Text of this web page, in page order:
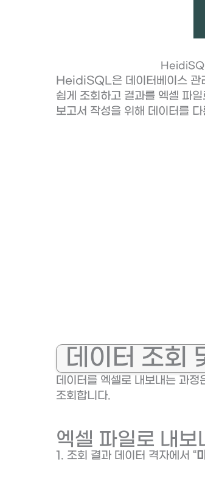
HeidiSQL
HeidiSQL은 데이터베이스 관
쉽게 조회하고 결과를 엑셀 파
보고서 작성을 위해 데이터를
데이터 조회
데이터를 엑셀로 내보내는 과
조회합니다.
엑셀 파일로 내보
1. 조회 결과 데이터 격자에서 “